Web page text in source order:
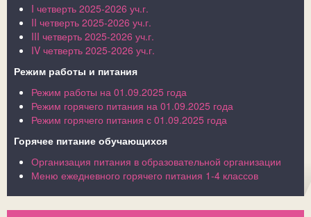
I четверть 2025-2026 уч.г.
II четверть 2025-2026 уч.г.
III четверть 2025-2026 уч.г.
IV четверть 2025-2026 уч.г.
Режим работы и питания
Режим работы на 01.09.2025 года
Режим горячего питания на 01.09.2025 года
Режим горячего питания с 01.09.2025 года
Горячее питание обучающихся
Организация питания в образовательной организации
Меню ежедневного горячего питания 1-4 классов